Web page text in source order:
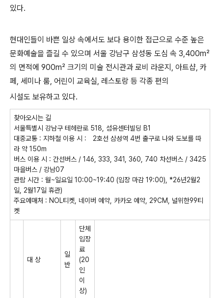
있다.
현대인들이 바쁜 일상 속에서도 보다 용이한 접근으로 수준 높은
문화예술을 즐길 수 있으며 서울 강남구 삼성동 도심 속 3,400m²
의 면적에 900m² 크기의 미술 전시관과 로비 라운지 , 아트샵, 카
페 , 세미나 룸, 어린이 교육실, 레스토랑 등 각종 편의
시설도 보유하고 있다.
찾아오시는 길
서울특별시 강남구 테헤란로 518, 섬유센터빌딩 B1
대중교통 : 지하철 이용 시 : 2호선 삼성역 4번 출구로 나와 도보를 따
라 약 150m
버스 이용 시 : 간선버스 / 146, 333, 341, 360, 740 차선버스 / 3425
마을버스 / 강남07
관람 시간 : 월~일요일 10:00~19:40 (입장 마감 19:00), *26년2월2
일 , 2월17일 휴관)
주요예매처 : NOL티켓 네이버 예약 카카오 예약 , 29CM, 널위한99티
켓
대 상
일
반
단체
입장
료
(20
인
이
상)